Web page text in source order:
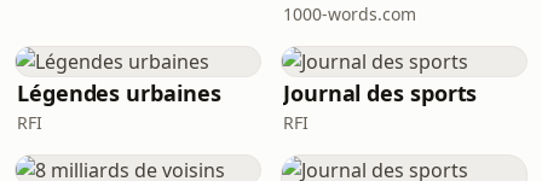
1000-words.com
Légendes urbaines
RFI
Journal des sports
RFI